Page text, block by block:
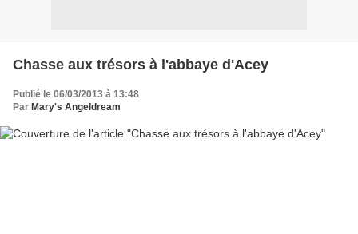
Chasse aux trésors à l'abbaye d'Acey
Publié le 06/03/2013 à 13:48
Par Mary's Angeldream